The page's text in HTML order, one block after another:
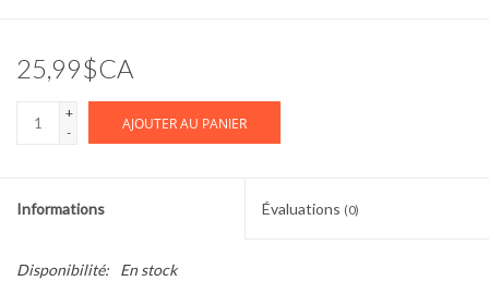
Conseils
25,99$CA
+
-
AJOUTER AU PANIER
Informations Évaluations (0)
Disponibilité: En stock